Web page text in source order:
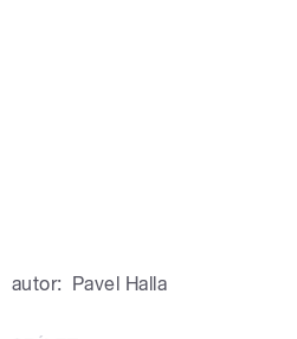
autor: Pavel Halla